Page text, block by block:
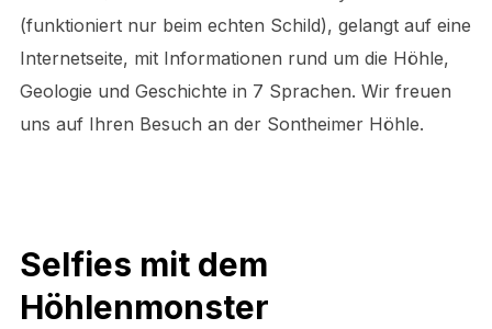
(funktioniert nur beim echten Schild), gelangt auf eine
Internetseite, mit Informationen rund um die Höhle,
Geologie und Geschichte in 7 Sprachen. Wir freuen
uns auf Ihren Besuch an der Sontheimer Höhle.
Selfies mit dem
Höhlenmonster